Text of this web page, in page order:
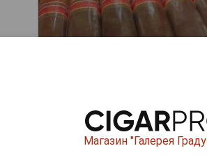
Магазин "Галерея